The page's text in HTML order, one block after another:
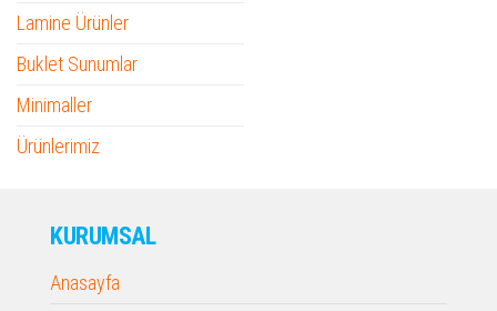
Lamine Ürünler
Buklet Sunumlar
Minimaller
Ürünlerimiz
KURUMSAL
Anasayfa